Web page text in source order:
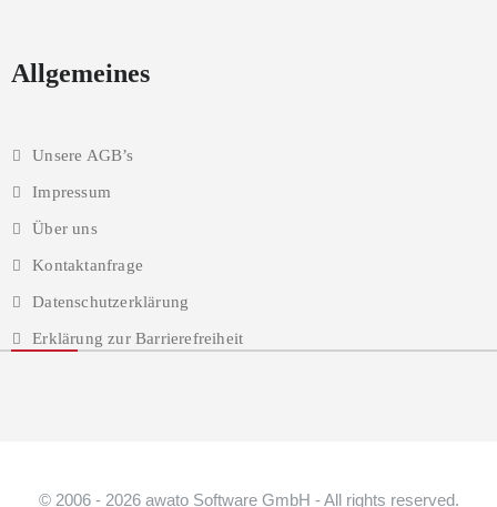
Allgemeines
Unsere AGB’s
Impressum
Über uns
Kontaktanfrage
Datenschutzerklärung
Erklärung zur Barrierefreiheit
© 2006 - 2026 awato Software GmbH - All rights reserved.